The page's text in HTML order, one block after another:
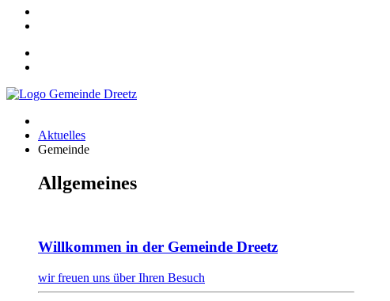
Aktuelles
Gemeinde
Allgemeines
Willkommen in der Gemeinde Dreetz
wir freuen uns über Ihren Besuch